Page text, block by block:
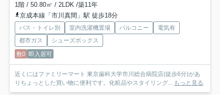
1階 / 50.80㎡ / 2LDK /築11年
京成本線「市川真間」駅 徒歩18分
バス・トイレ別 室内洗濯機置場 バルコニー
電気有
都市ガス
シューズボックス
敷0 即入居可
近くにはファミリーマート 東京歯科大学市川総合病院店(徒歩6分)があ
りちょっとした買い物に便利です。化粧品やスタイリング... もっと見る